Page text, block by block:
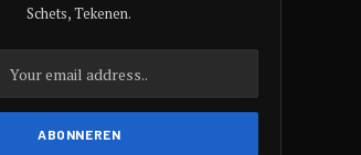
Schets, Tekenen.